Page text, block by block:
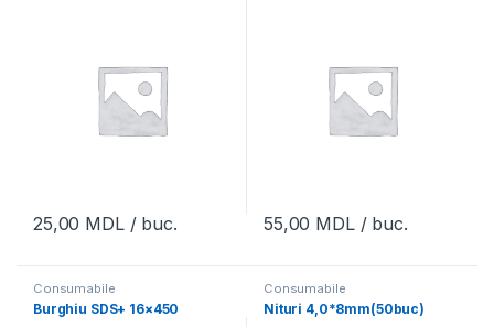
25,00 MDL/ buc. 55,00 MDL/ buc.
Consumabile
Burghiu SDS+ 16×450
Consumabile
Nituri 4,0*8mm(50buc)